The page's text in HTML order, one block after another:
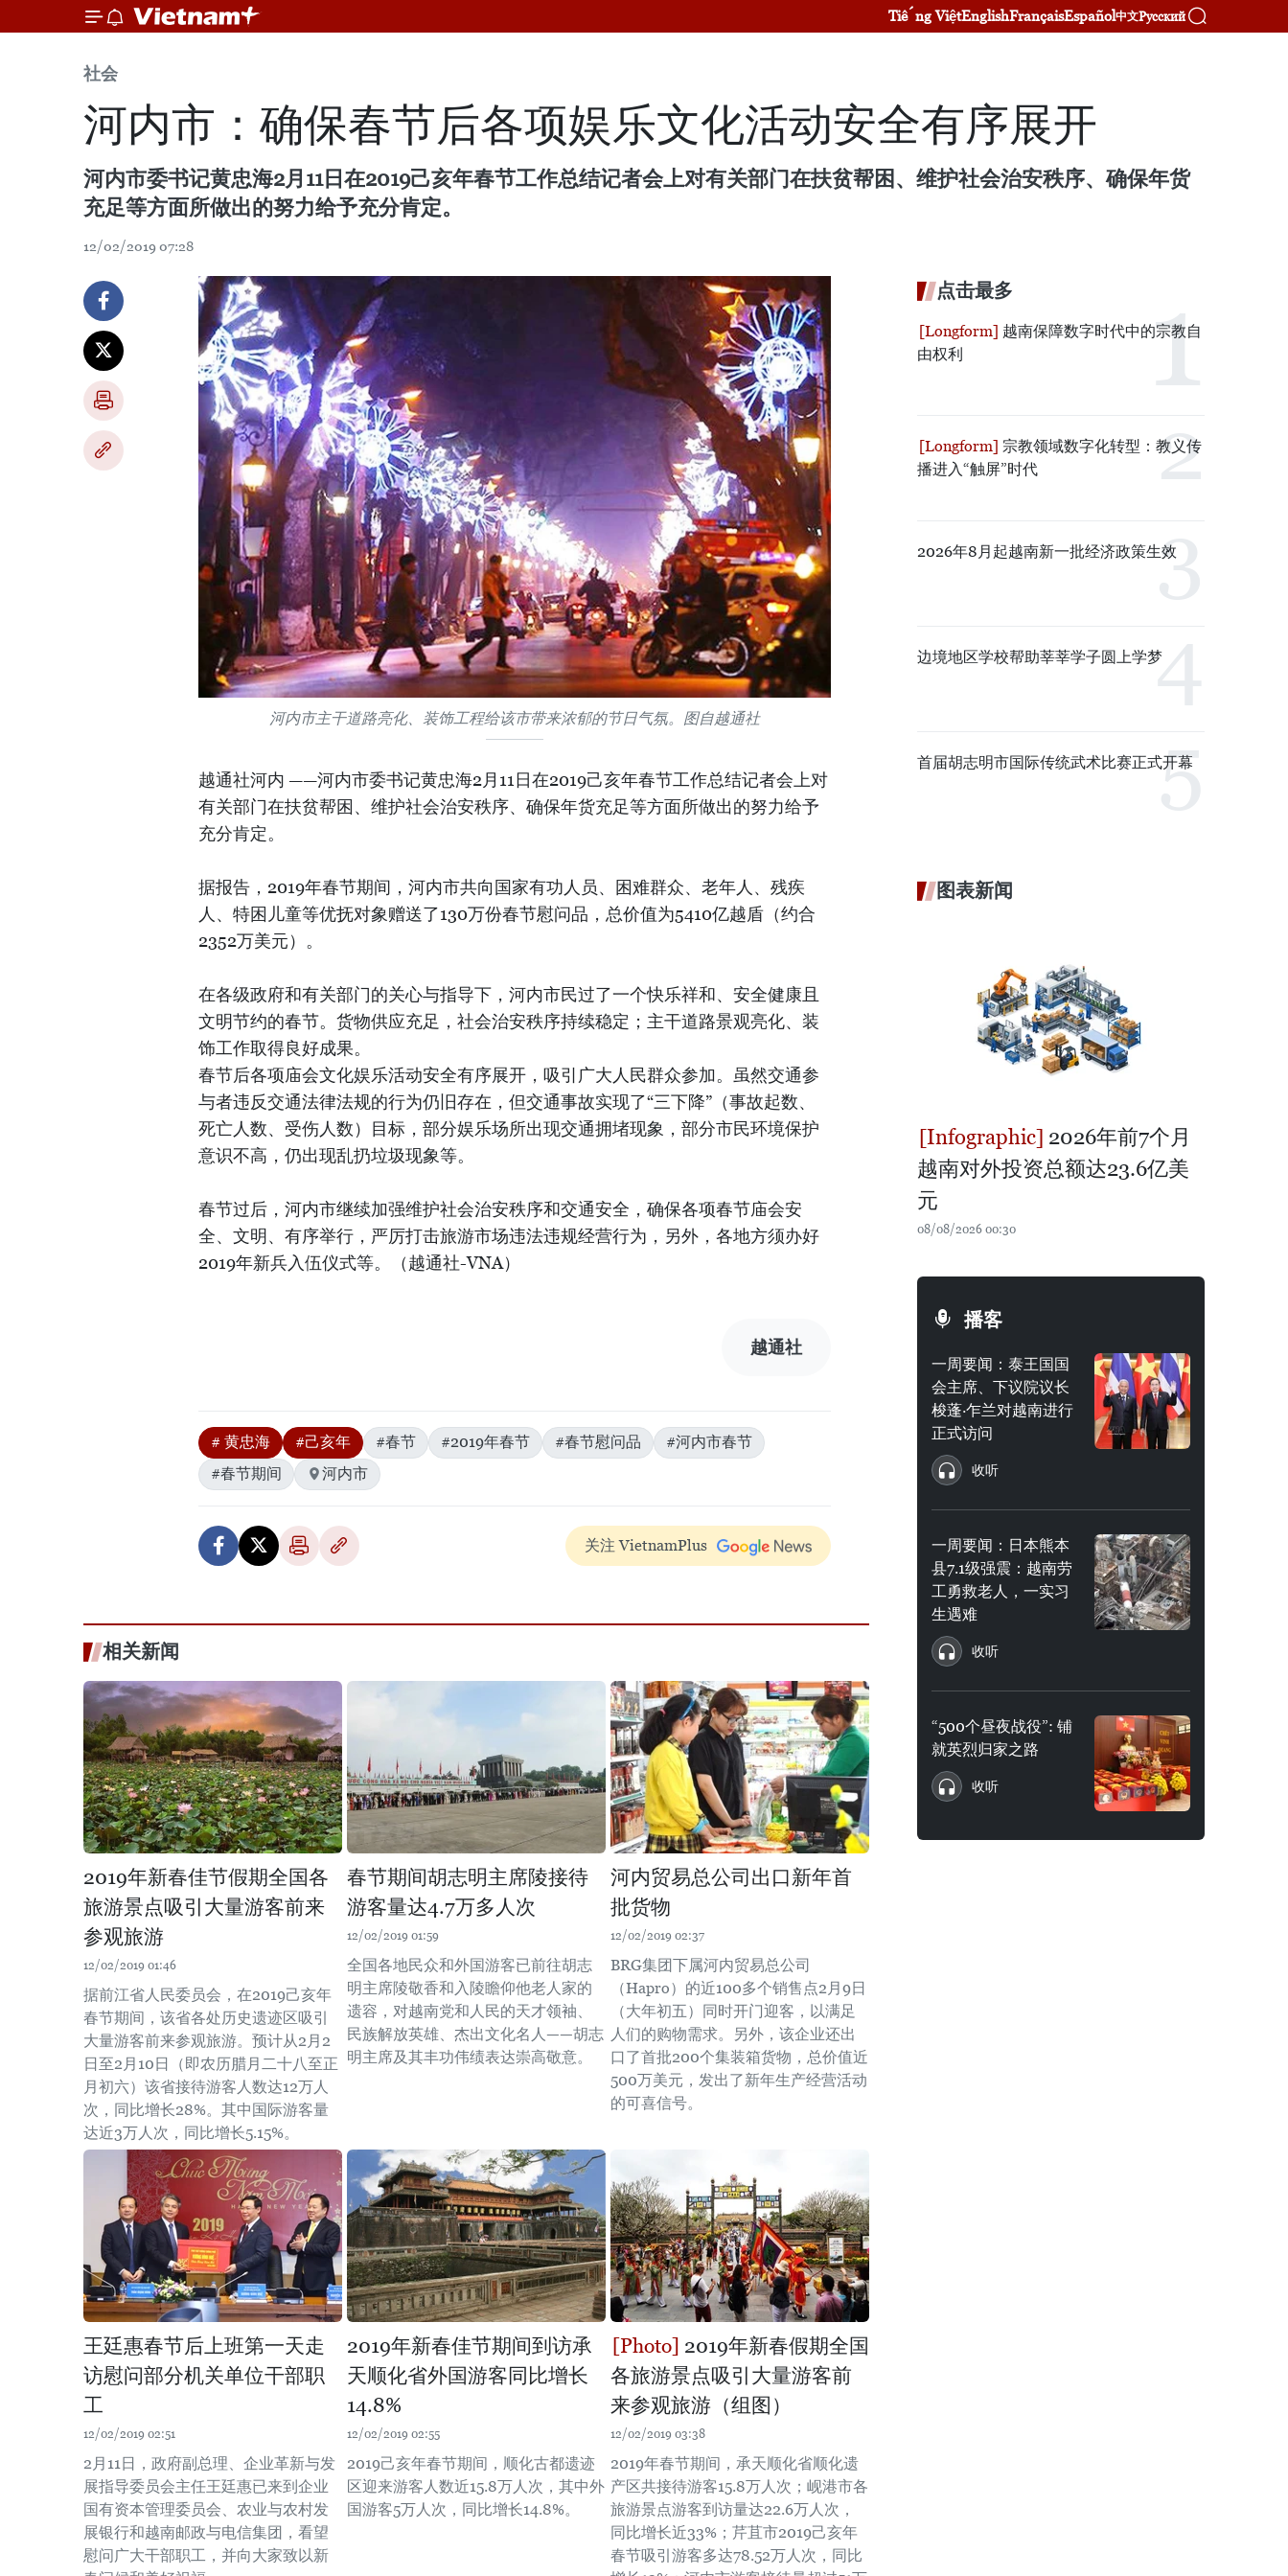
Tiếng ViệtEnglishFrançaisEspañol中文Русский
社会
河内市：确保春节后各项娱乐文化活动安全有序展开
河内市委书记黄忠海2月11日在2019己亥年春节工作总结记者会上对有关部门在扶贫帮困、维护社会治安秩序、确保年货
充足等方面所做出的努力给予充分肯定。
12/02/2019 07:28
河内市主干道路亮化、装饰工程给该市带来浓郁的节日气氛。图自越通社
越通社河内 ——河内市委书记黄忠海2月11日在2019己亥年春节工作总结记者会上对
有关部门在扶贫帮困、维护社会治安秩序、确保年货充足等方面所做出的努力给予
充分肯定。
据报告，2019年春节期间，河内市共向国家有功人员、困难群众、老年人、残疾
人、特困儿童等优抚对象赠送了130万份春节慰问品，总价值为5410亿越盾（约合
2352万美元）。
在各级政府和有关部门的关心与指导下，河内市民过了一个快乐祥和、安全健康且
文明节约的春节。货物供应充足，社会治安秩序持续稳定；主干道路景观亮化、装
饰工作取得良好成果。
春节后各项庙会文化娱乐活动安全有序展开，吸引广大人民群众参加。虽然交通参
与者违反交通法律法规的行为仍旧存在，但交通事故实现了“三下降”（事故起数、
死亡人数、受伤人数）目标，部分娱乐场所出现交通拥堵现象，部分市民环境保护
意识不高，仍出现乱扔垃圾现象等。
春节过后，河内市继续加强维护社会治安秩序和交通安全，确保各项春节庙会安
全、文明、有序举行，严厉打击旅游市场违法违规经营行为，另外，各地方须办好
2019年新兵入伍仪式等。（越通社-VNA）
越通社
# 黄忠海 #己亥年 #春节 #2019年春节 #春节慰问品
#河内市春节
#春节期间
河内市
关注 VietnamPlus
相关新闻
2019年新春佳节假期全国各
旅游景点吸引大量游客前来
参观旅游
12/02/2019 01:46
据前江省人民委员会，在2019己亥年
春节期间，该省各处历史遗迹区吸引
大量游客前来参观旅游。预计从2月2
日至2月10日（即农历腊月二十八至正
月初六）该省接待游客人数达12万人
次，同比增长28%。其中国际游客量
达近3万人次，同比增长5.15%。
春节期间胡志明主席陵接待
游客量达4.7万多人次
12/02/2019 01:59
全国各地民众和外国游客已前往胡志
明主席陵敬香和入陵瞻仰他老人家的
遗容，对越南党和人民的天才领袖、
民族解放英雄、杰出文化名人——胡志
明主席及其丰功伟绩表达崇高敬意。
河内贸易总公司出口新年首
批货物
12/02/2019 02:37
BRG集团下属河内贸易总公司
（Hapro）的近100多个销售点2月9日
（大年初五）同时开门迎客，以满足
人们的购物需求。另外，该企业还出
口了首批200个集装箱货物，总价值近
500万美元，发出了新年生产经营活动
的可喜信号。
王廷惠春节后上班第一天走
访慰问部分机关单位干部职
工
12/02/2019 02:51
2月11日，政府副总理、企业革新与发
展指导委员会主任王廷惠已来到企业
国有资本管理委员会、农业与农村发
展银行和越南邮政与电信集团，看望
慰问广大干部职工，并向大家致以新
2019年新春佳节期间到访承
天顺化省外国游客同比增长
14.8%
12/02/2019 02:55
2019己亥年春节期间，顺化古都遗迹
区迎来游客人数近15.8万人次，其中外
国游客5万人次，同比增长14.8%。
2019年新春假期全国
各旅游景点吸引大量游客前
来参观旅游（组图）
12/02/2019 03:38
2019年春节期间，承天顺化省顺化遗
产区共接待游客15.8万人次；岘港市各
旅游景点游客到访量达22.6万人次，
同比增长近33%；芹苴市2019己亥年
春节吸引游客多达78.52万人次，同比
点击最多
越南保障数字时代中的宗教自
由权利
宗教领域数字化转型：教义传
播进入“触屏”时代
2026年8月起越南新一批经济政策生效
边境地区学校帮助莘莘学子圆上学梦
首届胡志明市国际传统武术比赛正式开幕
图表新闻
2026年前7个月
越南对外投资总额达23.6亿美
元
08/08/2026 00:30
播客
一周要闻：泰王国国
会主席、下议院议长
梭蓬·乍兰对越南进行
正式访问
收听
一周要闻：日本熊本
县7.1级强震：越南劳
工勇救老人，一实习
生遇难
收听
“500个昼夜战役”: 铺
就英烈归家之路
收听